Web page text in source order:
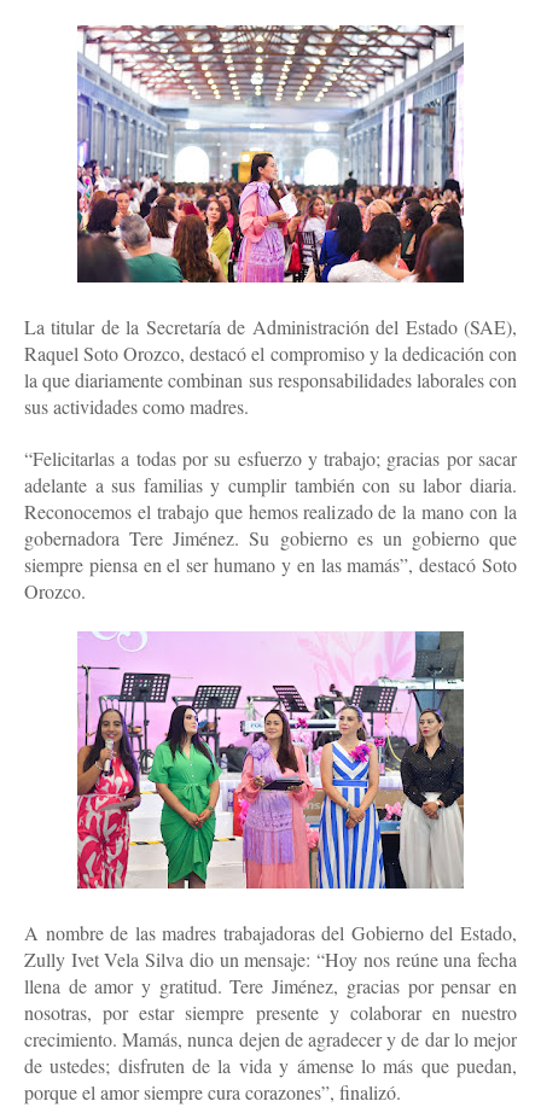
La titular de la Secretaría de Administración del Estado (SAE),
Raquel Soto Orozco, destacó el compromiso y la dedicación con
la que diariamente combinan sus responsabilidades laborales con
sus actividades como madres.
“Felicitarlas a todas por su esfuerzo y trabajo; gracias por sacar
adelante a sus familias y cumplir también con su labor diaria.
Reconocemos el trabajo que hemos realizado de la mano con la
gobernadora Tere Jiménez. Su gobierno es un gobierno que
siempre piensa en el ser humano y en las mamás”, destacó Soto
Orozco.
A nombre de las madres trabajadoras del Gobierno del Estado,
Zully Ivet Vela Silva dio un mensaje: “Hoy nos reúne una fecha
llena de amor y gratitud. Tere Jiménez, gracias por pensar en
nosotras, por estar siempre presente y colaborar en nuestro
crecimiento. Mamás, nunca dejen de agradecer y de dar lo mejor
de ustedes; disfruten de la vida y ámense lo más que puedan,
porque el amor siempre cura corazones”, finalizó.